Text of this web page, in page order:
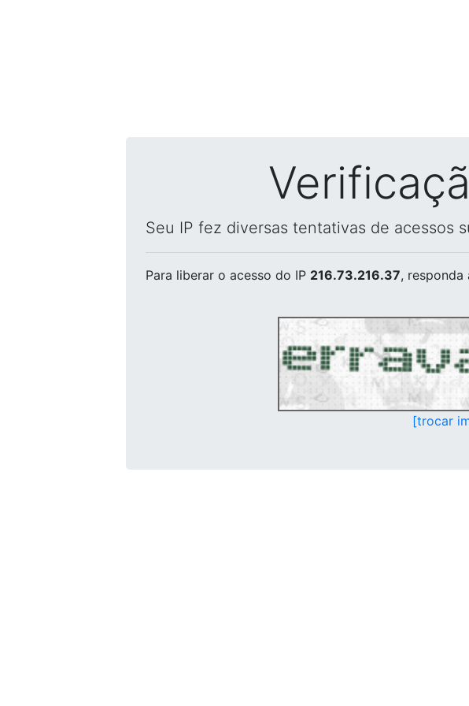
Seu IP fez diversas tentativas de acessos
Para liberar o acesso do IP 216.73.216.37, responda
[trocar